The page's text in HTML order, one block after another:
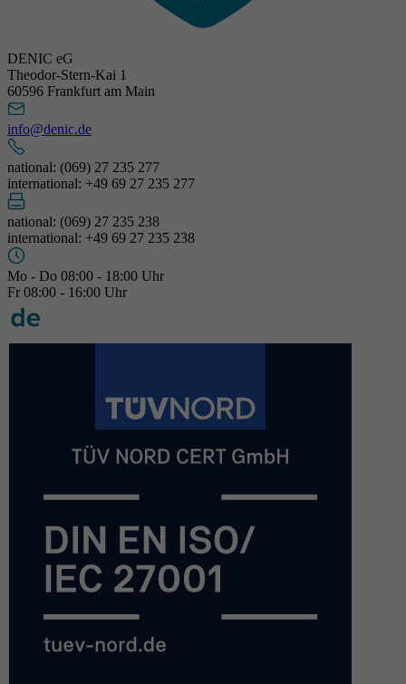
DENIC eG
Theodor-Stern-Kai 1
60596 Frankfurt am Main
info@denic.de
national: (069) 27 235 277
international: +49 69 27 235 277
national: (069) 27 235 238
international: +49 69 27 235 238
Mo - Do 08:00 - 18:00 Uhr
Fr 08:00 - 16:00 Uhr